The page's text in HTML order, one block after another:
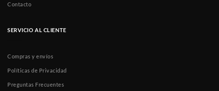
Contacto
SERVICIO AL CLIENTE
Compras y envíos
Políticas de Privacidad
Preguntas Frecuentes